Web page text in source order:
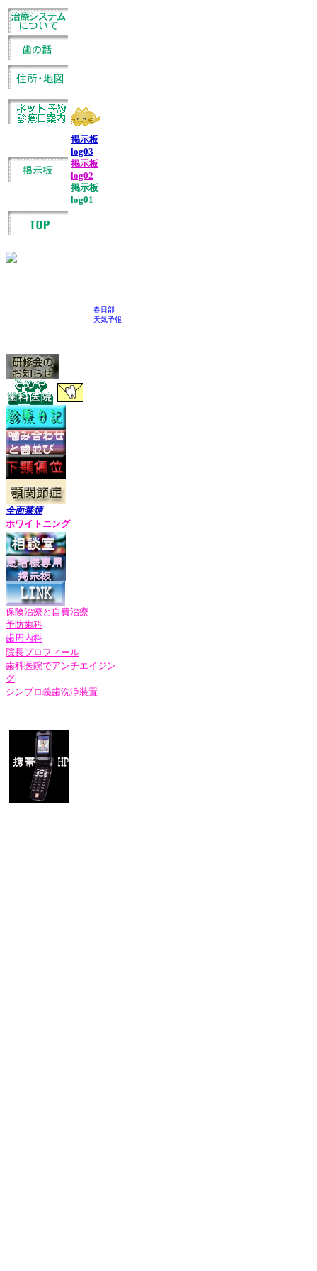
掲示板
log03
掲示板
log02
掲示板
log01
春日部
天気予報
全面禁煙
ホワイトニング
保険治療と自費治療
予防歯科
歯周内科
院長プロフィール
歯科医院でアンチエイジン
グ
シンプロ義歯洗浄装置